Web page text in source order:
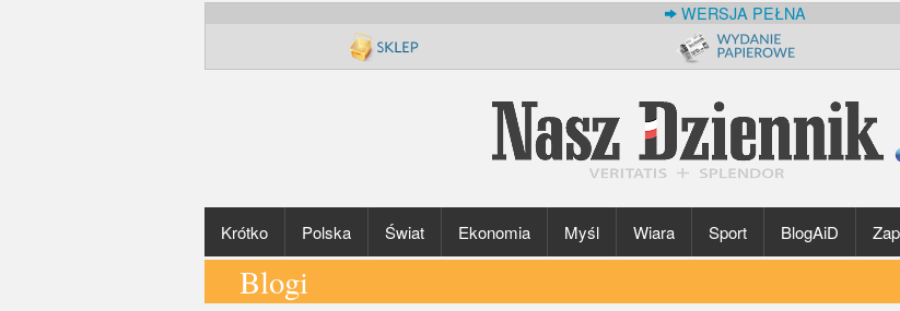
WERSJA PEŁNA
Krótko Polska Świat Ekonomia Myśl Wiara Sport BlogAiD
Blogi